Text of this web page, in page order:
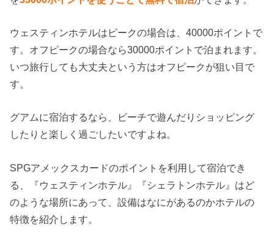
ウェスティンホテルはピークの場合は、40000ポイントで
す。オフピークの場合なら30000ポイントで泊まれます。
いつ旅行しても大丈夫という方はオフピークが狙い目で
す。
グアムに宿泊するなら、ビーチで遊んだりショッピング
したりと楽しく過ごしたいですよね。
SPGアメックスカードのポイントを利用して宿泊でき
る、『ウェスティンホテル』『シェラトンホテル』はど
のような場所にあって、設備はなにがあるのかホテルの
特徴を紹介します。